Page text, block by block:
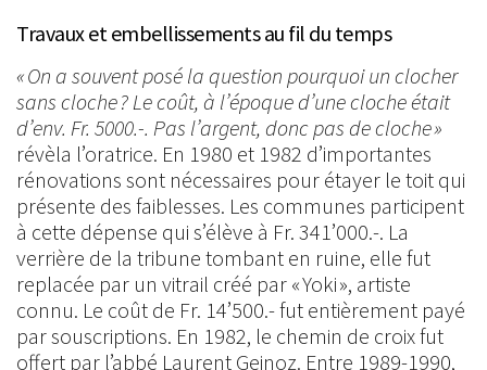
Travaux et embellissements au fil du temps
« On a souvent posé la question pourquoi un clocher
sans cloche ? Le coût, à l’époque d’une cloche était
d’env. Fr. 5000.-. Pas l’argent, donc pas de cloche »
révèla l’oratrice. En 1980 et 1982 d’importantes
rénovations sont nécessaires pour étayer le toit qui
présente des faiblesses. Les communes participent
à cette dépense qui s’élève à Fr. 341’000.-. La
verrière de la tribune tombant en ruine, elle fut
replacée par un vitrail créé par « Yoki », artiste
connu. Le coût de Fr. 14’500.- fut entièrement payé
par souscriptions. En 1982, le chemin de croix fut
offert par l’abbé Laurent Geinoz. Entre 1989-1990,